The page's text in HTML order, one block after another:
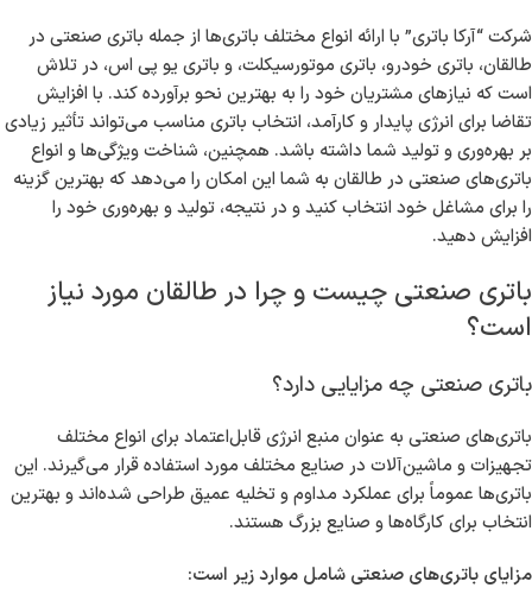
شرکت “آرکا باتری” با ارائه انواع مختلف باتری‌ها از جمله باتری صنعتی در
طالقان، باتری خودرو، باتری موتورسیکلت، و باتری یو پی اس، در تلاش
است که نیازهای مشتریان خود را به بهترین نحو برآورده کند. با افزایش
تقاضا برای انرژی پایدار و کارآمد، انتخاب باتری مناسب می‌تواند تأثیر زیادی
بر بهره‌وری و تولید شما داشته باشد. همچنین، شناخت ویژگی‌ها و انواع
باتری‌های صنعتی در طالقان به شما این امکان را می‌دهد که بهترین گزینه
را برای مشاغل خود انتخاب کنید و در نتیجه، تولید و بهره‌وری خود را
افزایش دهید.
باتری صنعتی چیست و چرا در طالقان مورد نیاز
است؟
باتری صنعتی چه مزایایی دارد؟
باتری‌های صنعتی به عنوان منبع انرژی قابل‌اعتماد برای انواع مختلف
تجهیزات و ماشین‌آلات در صنایع مختلف مورد استفاده قرار می‌گیرند. این
باتری‌ها عموماً برای عملکرد مداوم و تخلیه عمیق طراحی شده‌اند و بهترین
انتخاب برای کارگاه‌ها و صنایع بزرگ هستند.
مزایای باتری‌های صنعتی شامل موارد زیر است: